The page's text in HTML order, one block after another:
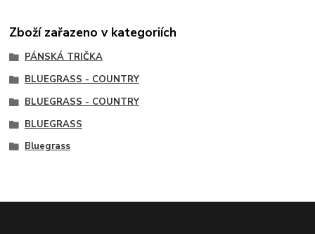
Zboží zařazeno v kategoriích
PÁNSKÁ TRIČKA
BLUEGRASS - COUNTRY
BLUEGRASS - COUNTRY
BLUEGRASS
Bluegrass